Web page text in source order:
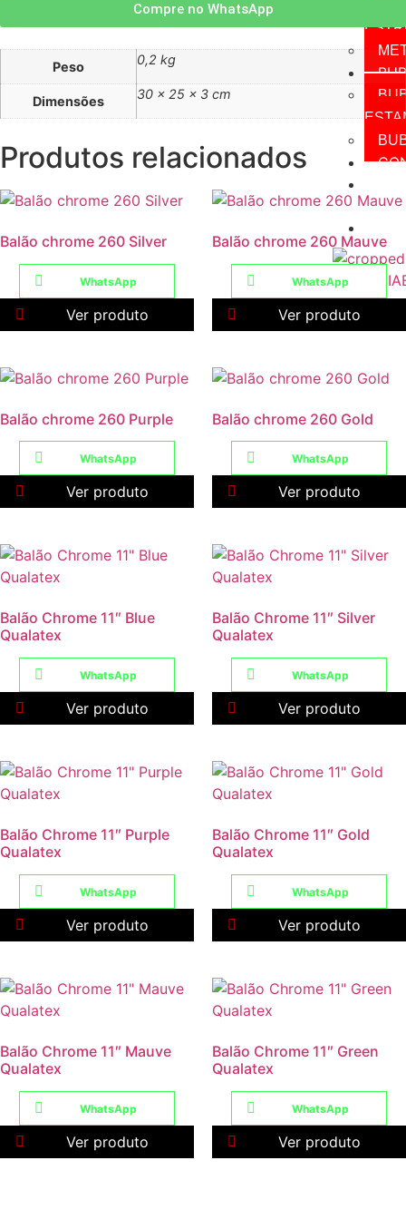
X
Compre no WhatsApp
Peso 0,2 kg
Dimensões 30 × 25 × 3 cm
Produtos relacionados
Balão chrome 260 Silver
WhatsApp
Ver produto
Balão chrome 260 Mauve
WhatsApp
Ver produto
Balão chrome 260 Purple
WhatsApp
Ver produto
Balão chrome 260 Gold
WhatsApp
Ver produto
Balão Chrome 11″ Blue
Qualatex
WhatsApp
Ver produto
Balão Chrome 11″ Silver
Qualatex
WhatsApp
Ver produto
Balão Chrome 11″ Purple
Qualatex
WhatsApp
Ver produto
Balão Chrome 11″ Gold
Qualatex
WhatsApp
Ver produto
Balão Chrome 11″ Mauve
Qualatex
WhatsApp
Ver produto
Balão Chrome 11″ Green
Qualatex
WhatsApp
Ver produto